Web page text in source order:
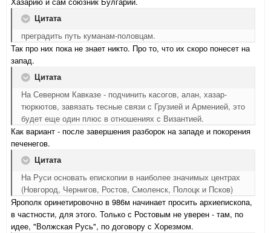
Цитата
преградить путь куманам-половцам.
Так про них пока не знает никто. Про то, что их скоро понесет на
запад.
Цитата
На Северном Кавказе - подчинить касогов, алан, хазар-
тюркютов, завязать тесные связи с Грузией и Арменией, это
будет еще один плюс в отношениях с Византией.
Как вариант - после завершения разборок на западе и покорения
печенегов.
Цитата
На Руси основать епископии в наиболее значимых центрах
(Новгород, Чернигов, Ростов, Смоленск, Полоцк и Псков)
Ярополк оринетировочно в 986м начинает просить архиепископа,
в частности, для этого. Только с Ростовым не уверен - там, по
идее, "Волжская Русь", по договору с Хорезмом.